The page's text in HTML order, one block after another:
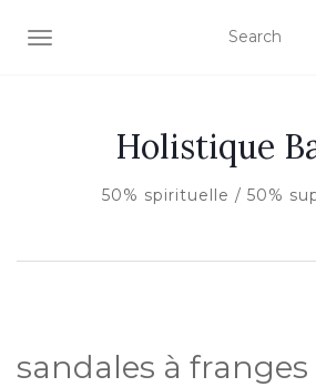
AFFICHER/MASQUER LA
Holistique
50% spirituelle / 50%
sandales à franges